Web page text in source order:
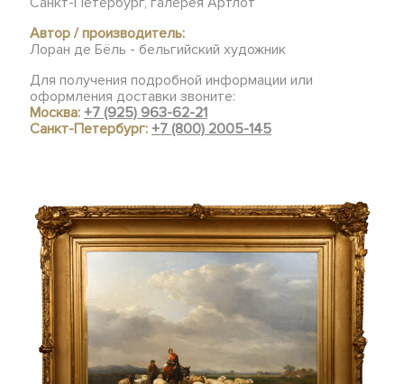
Автор / производитель:
Лоран де Бёль - бельгийский художник
Для получения подробной информации или
оформления доставки звоните:
Москва:+7 (925) 963-62-21
Санкт-Петербург:+7 (800) 2005-145